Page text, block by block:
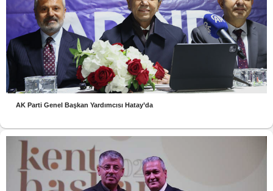
AK Parti Genel Başkan Yardımcısı Hatay’da